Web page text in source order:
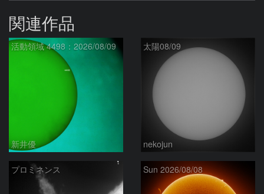
関連作品
活動領域 4498：2026/08/09
新井優
太陽08/09
nekojun
プロミネンス Sun 2026/08/08